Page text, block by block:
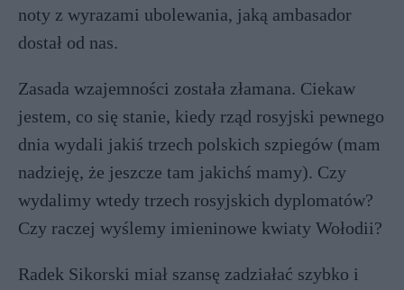
noty z wyrazami ubolewania, jaką ambasador
dostał od nas.
Zasada wzajemności została złamana. Ciekaw
jestem, co się stanie, kiedy rząd rosyjski pewnego
dnia wydali jakiś trzech polskich szpiegów (mam
nadzieję, że jeszcze tam jakichś mamy). Czy
wydalimy wtedy trzech rosyjskich dyplomatów?
Czy raczej wyślemy imieninowe kwiaty Wołodii?
Radek Sikorski miał szansę zadziałać szybko i